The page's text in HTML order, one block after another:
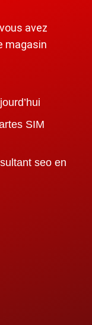
avez
magasin
SIM
seo en